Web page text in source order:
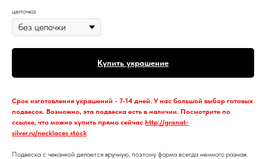
цепочка
Купить украшение
Срок изготовления украшений - 7-14 дней. У нас большой выбор готовых
подвесок. Возможно, эта подвеска есть в наличии. Посмотрите по
ссылке, что можно купить прямо сейчас http://granat-
silver.ru/necklaces_stock
Подвеска с чеканкой делается вручную, поэтому форма всегда немного разная.